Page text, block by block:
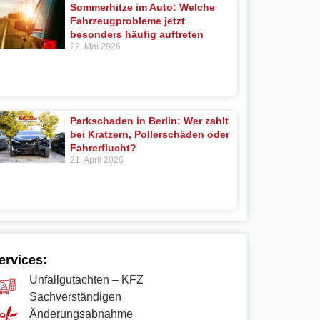
Sommerhitze im Auto: Welche
Fahrzeugprobleme jetzt
besonders häufig auftreten
22. Mai 2026
Parkschaden in Berlin: Wer zahlt
bei Kratzern, Pollerschäden oder
Fahrerflucht?
21. April 2026
Unfallgutachten – KFZ
Sachverständigen
Änderungsabnahme